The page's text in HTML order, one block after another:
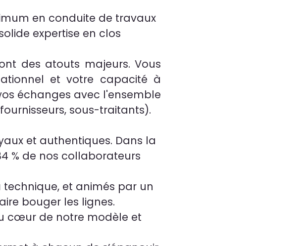
en conduite de travaux
expertise en clos
des atouts majeurs. Vous
et votre capacité à
échanges avec l'ensemble
sous-traitants).
et authentiques. Dans la
% de nos collaborateurs
et animés par un
bouger les lignes.
cœur de notre modèle et